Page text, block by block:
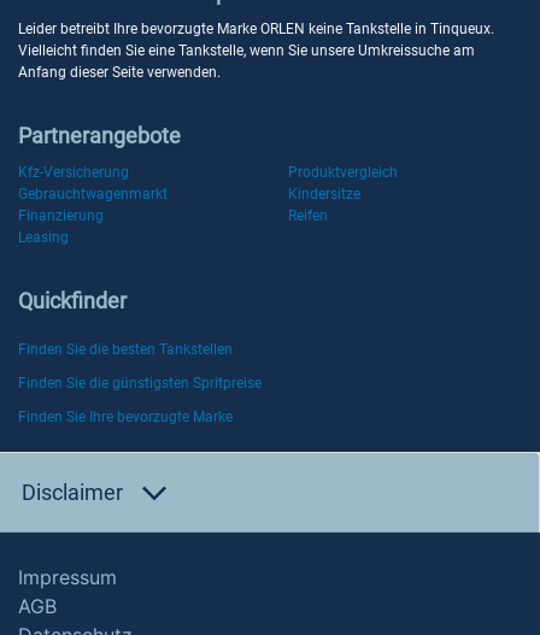
Leider betreibt Ihre bevorzugte Marke ORLEN keine Tankstelle in Tinqueux.
Vielleicht finden Sie eine Tankstelle, wenn Sie unsere Umkreissuche am
Anfang dieser Seite verwenden.
Partnerangebote
Kfz-Versicherung
Produktvergleich
Gebrauchtwagenmarkt
Kindersitze
Finanzierung
Reifen
Leasing
Quickfinder
Finden Sie die besten Tankstellen
Finden Sie die günstigsten Spritpreise
Finden Sie Ihre bevorzugte Marke
Disclaimer
Impressum
AGB